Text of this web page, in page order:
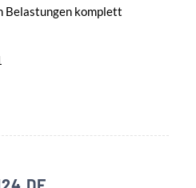
Belastungen komplett